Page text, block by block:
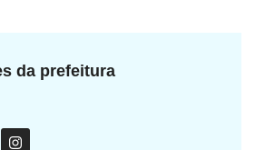
da prefeitura